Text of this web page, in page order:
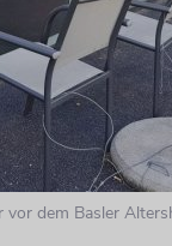
dem Basler